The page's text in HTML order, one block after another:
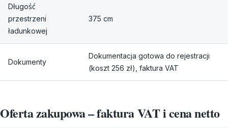
Długość
przestrzeni
ładunkowej
375 cm
Dokumenty
Dokumentacja gotowa do rejestracji
(koszt 256 zł), faktura VAT
Oferta zakupowa – faktura VAT i cena netto